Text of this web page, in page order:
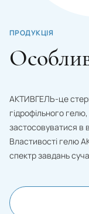
ПРОДУКЦІЯ
АКТИВГЕЛЬ-це
гідрофільного
застосовуватися в
Властивості гелю
спектр завдань